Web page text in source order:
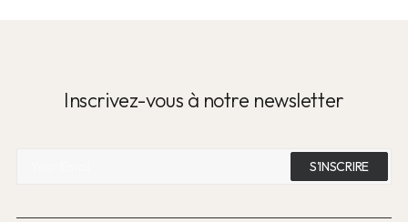
Inscrivez-vous à notre newsletter